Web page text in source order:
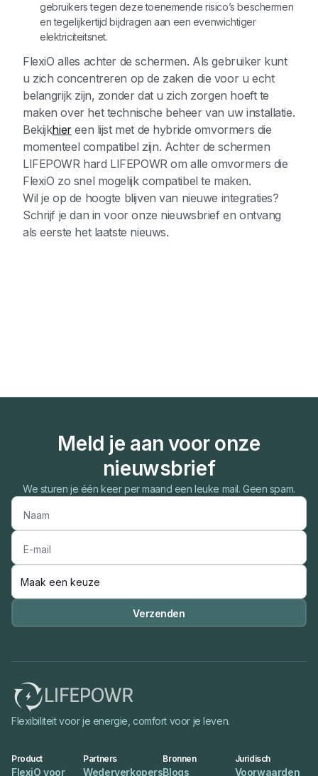
gebruikers tegen deze toenemende risico’s beschermen
en tegelijkertijd bijdragen aan een evenwichtiger
elektriciteitsnet.
FlexiO alles achter de schermen. Als gebruiker kunt
u zich concentreren op de zaken die voor u echt
belangrijk zijn, zonder dat u zich zorgen hoeft te
maken over het technische beheer van uw installatie.
Bekijkhiereen lijst met de hybride omvormers die
momenteel compatibel zijn. Achter de schermen
LIFEPOWR hard LIFEPOWR om alle omvormers die
FlexiO zo snel mogelijk compatibel te maken.
Wil je op de hoogte blijven van nieuwe integraties?
Schrijf je dan in voor onze nieuwsbrief en ontvang
als eerste het laatste nieuws.
Meld je aan voor onze
nieuwsbrief
We sturen je één keer per maand een leuke mail. Geen spam.
Flexibiliteit voor je energie, comfort voor je leven.
Product
FlexiO voor
Partners
Wederverkopers
Bronnen
Blogs
Juridisch
Voorwaarden